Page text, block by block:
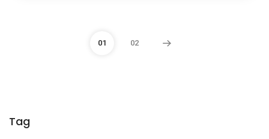
01 02
Tag